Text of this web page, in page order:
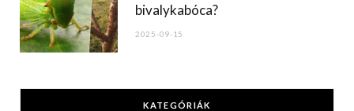
bivalykabóca?
2025-09-15
KATEGÓRIÁK